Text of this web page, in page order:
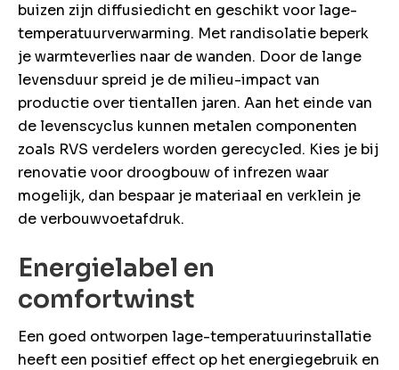
buizen zijn diffusiedicht en geschikt voor lage-
temperatuurverwarming. Met randisolatie beperk
je warmteverlies naar de wanden. Door de lange
levensduur spreid je de milieu-impact van
productie over tientallen jaren. Aan het einde van
de levenscyclus kunnen metalen componenten
zoals RVS verdelers worden gerecycled. Kies je bij
renovatie voor droogbouw of infrezen waar
mogelijk, dan bespaar je materiaal en verklein je
de verbouwvoetafdruk.
Energielabel en
comfortwinst
Een goed ontworpen lage-temperatuurinstallatie
heeft een positief effect op het energiegebruik en